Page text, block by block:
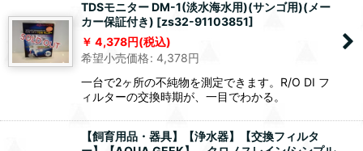
TDSモニター DM-1(淡水海水用)(サンゴ用)(メー
カー保証付き) [zs32-91103851]
4,378円(税込)
希望小売価格: 4,378円
一台で2ヶ所の不純物を測定できます。R/O DI フ
ィルターの交換時期が、一目でわかる。
【飼育用品・器具】【浄水器】【交換フィルタ